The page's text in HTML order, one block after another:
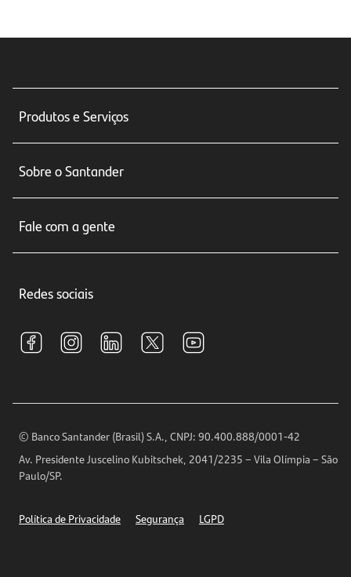
Produtos e Serviços
Seguros
Crédito e Financiamentos
Investimentos
Sobre o Santander
Relações com Investidores
Fale com a gente
Central de Renegociação
S.A.C
Encontre nossas agências
Horários de Atendimento
Telefones
Redes sociais
© Banco Santander (Brasil) S.A., CNPJ: 90.400.888/0001-42
Av. Presidente Juscelino Kubitschek, 2041/2235 – Vila Olímpia – São
Paulo/SP.
Política de Privacidade Segurança LGPD